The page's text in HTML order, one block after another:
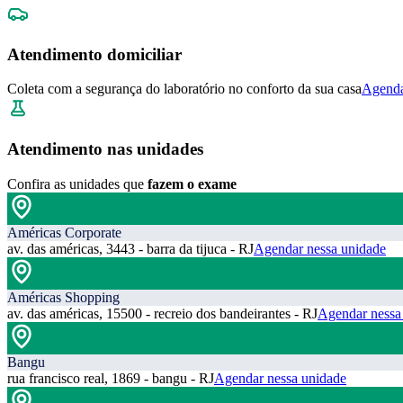
Atendimento domiciliar
Coleta com a segurança do laboratório no conforto da sua casa
Atendimento nas unidades
Confira as unidades que fazem o exame
Américas Corporate
av. das américas, 3443 - barra da tijuca - RJAgendar nessa unidade
Américas Shopping
av. das américas, 15500 - recreio dos bandeirantes - RJAgendar
Bangu
rua francisco real, 1869 - bangu - RJAgendar nessa unidade